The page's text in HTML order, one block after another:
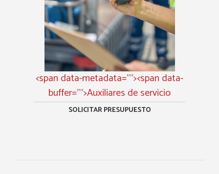
<span data-metadata=""><span data-
buffer="">Auxiliares de servicio
SOLICITAR PRESUPUESTO